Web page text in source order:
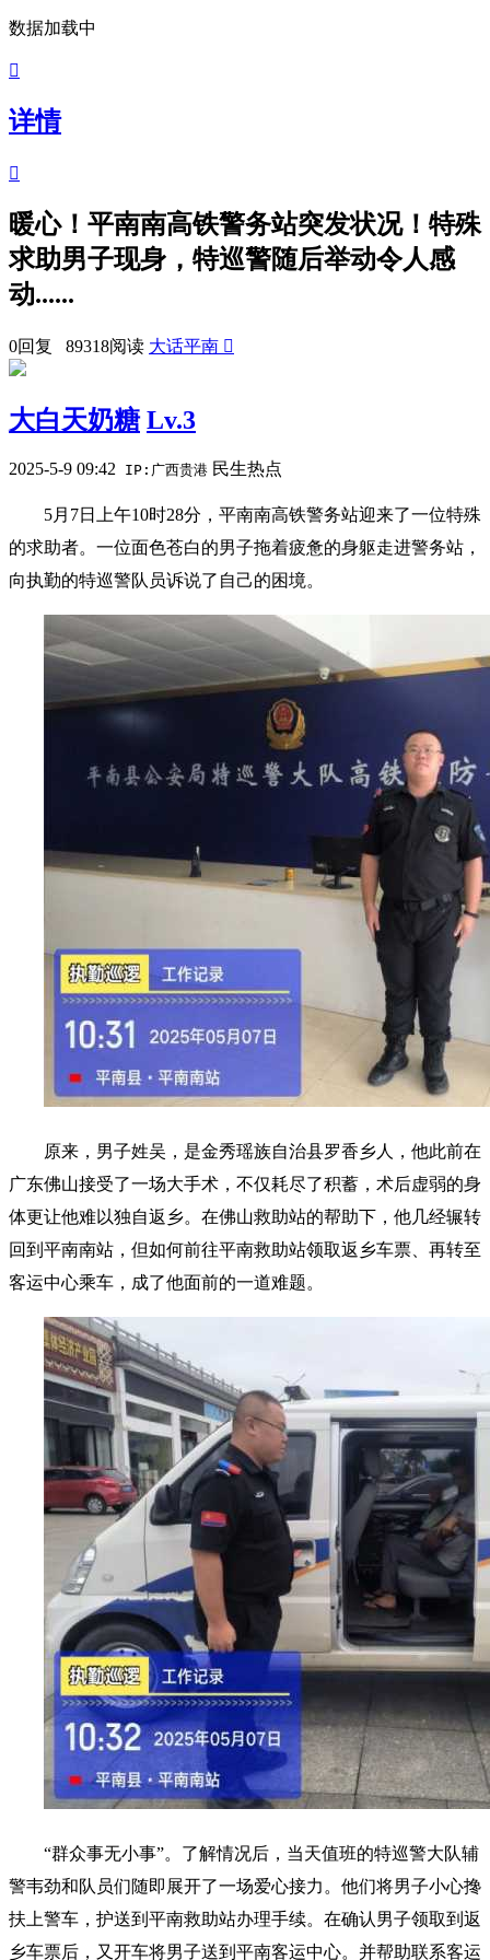
数据加载中

详情

暖心！平南南高铁警务站突发状况！特殊
求助男子现身，特巡警随后举动令人感
动......
0回复 89318阅读 大话平南 
大白天奶糖 Lv.3
2025-5-9 09:42 IP:广西贵港 民生热点
5月7日上午10时28分，平南南高铁警务站迎来了一位特殊
的求助者。一位面色苍白的男子拖着疲惫的身躯走进警务站，
向执勤的特巡警队员诉说了自己的困境。
原来，男子姓吴，是金秀瑶族自治县罗香乡人，他此前在
广东佛山接受了一场大手术，不仅耗尽了积蓄，术后虚弱的身
体更让他难以独自返乡。在佛山救助站的帮助下，他几经辗转
回到平南南站，但如何前往平南救助站领取返乡车票、再转至
客运中心乘车，成了他面前的一道难题。
“群众事无小事”。了解情况后，当天值班的特巡警大队辅
警韦劲和队员们随即展开了一场爱心接力。他们将男子小心搀
扶上警车，护送到平南救助站办理手续。在确认男子领取到返
乡车票后，又开车将男子送到平南客运中心。并帮助联系客运